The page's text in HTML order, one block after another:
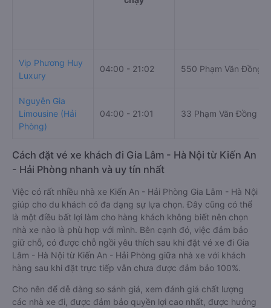
Vip Phương Huy
Luxury
04:00 - 21:02 550 Phạm Văn Đồng
Nguyễn Gia
Limousine (Hải
Phòng)
04:00 - 21:01 33 Phạm Văn Đồng
Cách đặt vé xe khách đi Gia Lâm - Hà Nội từ Kiến An
- Hải Phòng nhanh và uy tín nhất
Việc có rất nhiều nhà xe Kiến An - Hải Phòng Gia Lâm - Hà Nội
giúp cho du khách có đa dạng sự lựa chọn. Đây cũng có thể
là một điều bất lợi làm cho hàng khách không biết nên chọn
nhà xe nào là phù hợp với mình. Bên cạnh đó, việc đảm bảo
giữ chỗ, có được chỗ ngồi yêu thích sau khi đặt vé xe đi Gia
Lâm - Hà Nội từ Kiến An - Hải Phòng giữa nhà xe với khách
hàng sau khi đặt trực tiếp vẫn chưa được đảm bảo 100%.
Cho nên để dễ dàng so sánh giá, xem đánh giá chất lượng
các nhà xe đi, được đảm bảo quyền lợi cao nhất, được hưởng